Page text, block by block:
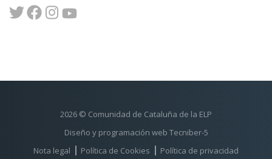
2026 © Comunidad de Cataluña de la ELP
Diseño y programación web Tecniber-5
Nota legal
Política de Cookies Política de privacidad